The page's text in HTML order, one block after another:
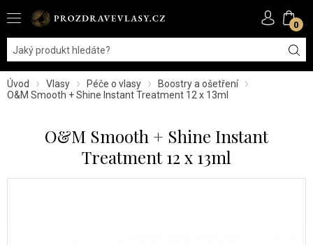
0
Úvod Vlasy Péče o vlasy
Boostry a ošetření
O&M Smooth + Shine Instant Treatment 12 x 13ml
O&M Smooth + Shine Instant
Treatment 12 x 13ml